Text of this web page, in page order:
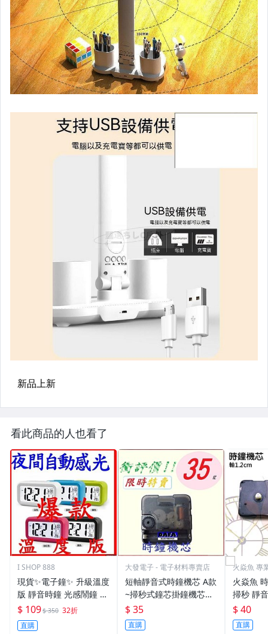
看此商品的人也看了
I SHOP 888
現貨✨電子鐘✨ 升級溫度
版 靜音時鐘 光感鬧鐘 貪
睡 大字幕 聰明鐘 創意LE
D鬧鐘 禮品
$ 109$ 350 32折
直購
大發電子 - 電子材料專賣店
短軸靜音式時鐘機芯 A款
~掃秒式鐘芯掛鐘機芯錶
芯靜音鐘芯滑動機心DIY
機芯
$ 35
直購
火焱魚 專
火焱魚
掃秒 靜
mm 螺
零件 機
$ 40
直購